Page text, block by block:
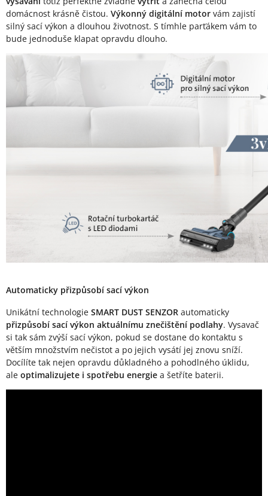
domácnost krásně čistou. Výkonný digitální motor vám zajistí
silný sací výkon a dlouhou životnost. S tímhle parťákem vám to
bude jednoduše klapat opravdu dlouho.
Automaticky přizpůsobí sací výkon
Unikátní technologie SMART DUST SENZOR automaticky
přizpůsobí sací výkon aktuálnímu znečištění podlahy. Vysavač
si tak sám zvýší sací výkon, pokud se dostane do kontaktu s
větším množstvím nečistot a po jejich vysátí jej znovu sníží.
Docílíte tak nejen opravdu důkladného a pohodlného úklidu,
ale optimalizujete i spotřebu energie a šetříte baterii.